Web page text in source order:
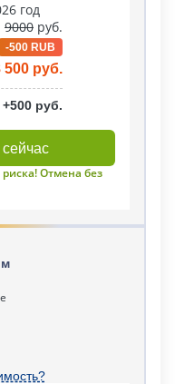
год
9000 руб.
-500 RUB
500 руб.
+500 руб.
Отмена без